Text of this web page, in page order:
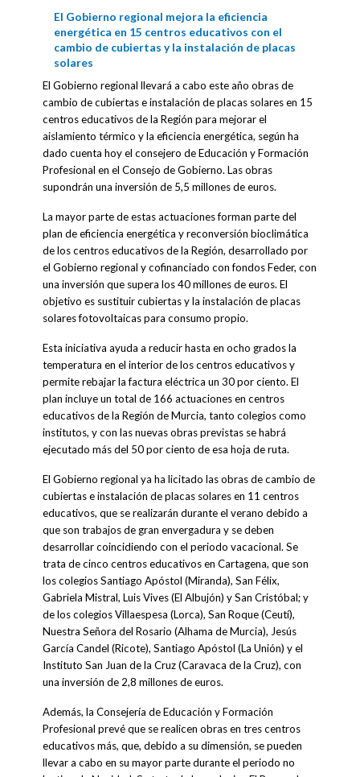
El Gobierno regional mejora la eficiencia
energética en 15 centros educativos con el
cambio de cubiertas y la instalación de placas
solares
El Gobierno regional llevará a cabo este año obras de
cambio de cubiertas e instalación de placas solares en 15
centros educativos de la Región para mejorar el
aislamiento térmico y la eficiencia energética, según ha
dado cuenta hoy el consejero de Educación y Formación
Profesional en el Consejo de Gobierno. Las obras
supondrán una inversión de 5,5 millones de euros.
La mayor parte de estas actuaciones forman parte del
plan de eficiencia energética y reconversión bioclimática
de los centros educativos de la Región, desarrollado por
el Gobierno regional y cofinanciado con fondos Feder, con
una inversión que supera los 40 millones de euros. El
objetivo es sustituir cubiertas y la instalación de placas
solares fotovoltaicas para consumo propio.
Esta iniciativa ayuda a reducir hasta en ocho grados la
temperatura en el interior de los centros educativos y
permite rebajar la factura eléctrica un 30 por ciento. El
plan incluye un total de 166 actuaciones en centros
educativos de la Región de Murcia, tanto colegios como
institutos, y con las nuevas obras previstas se habrá
ejecutado más del 50 por ciento de esa hoja de ruta.
El Gobierno regional ya ha licitado las obras de cambio de
cubiertas e instalación de placas solares en 11 centros
educativos, que se realizarán durante el verano debido a
que son trabajos de gran envergadura y se deben
desarrollar coincidiendo con el periodo vacacional. Se
trata de cinco centros educativos en Cartagena, que son
los colegios Santiago Apóstol (Miranda), San Félix,
Gabriela Mistral, Luis Vives (El Albujón) y San Cristóbal; y
de los colegios Villaespesa (Lorca), San Roque (Ceutí),
Nuestra Señora del Rosario (Alhama de Murcia), Jesús
García Candel (Ricote), Santiago Apóstol (La Unión) y el
Instituto San Juan de la Cruz (Caravaca de la Cruz), con
una inversión de 2,8 millones de euros.
Además, la Consejería de Educación y Formación
Profesional prevé que se realicen obras en tres centros
educativos más, que, debido a su dimensión, se pueden
llevar a cabo en su mayor parte durante el periodo no